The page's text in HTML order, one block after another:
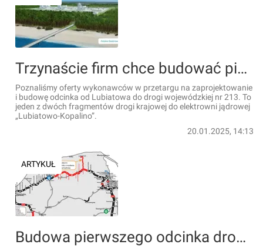
Trzynaście firm chce budować pierwszy odcinek drogi do elektrowni jądrowej [LISTA]
Poznaliśmy oferty wykonawców w przetargu na zaprojektowanie
i budowę odcinka od Lubiatowa do drogi wojewódzkiej nr 213. To
jeden z dwóch fragmentów drogi krajowej do elektrowni jądrowej
„Lubiatowo-Kopalino”.
20.01.2025, 14:13
ARTYKUŁ
Budowa pierwszego odcinka drogi krajowej do elektrowni jądrowej coraz bliżej realizacji